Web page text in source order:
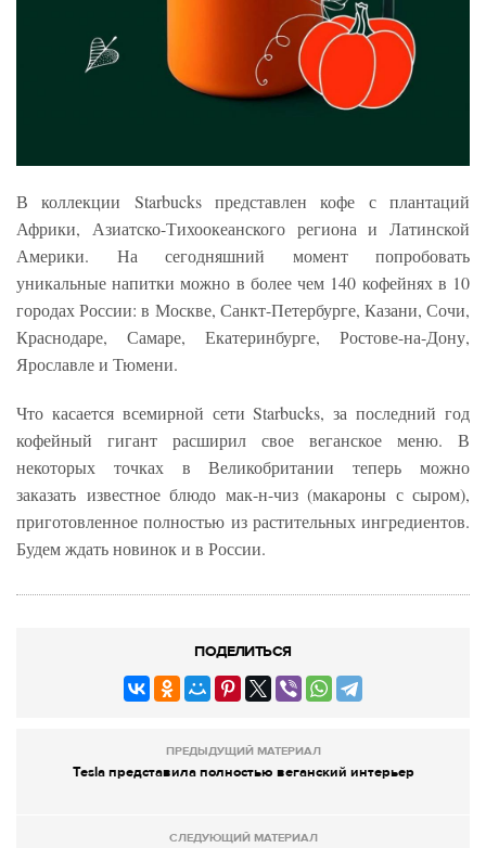
В коллекции Starbucks представлен кофе с плантаций
Африки, Азиатско-Тихоокеанского региона и Латинской
Америки. На сегодняшний момент попробовать
уникальные напитки можно в более чем 140 кофейнях в 10
городах России: в Москве, Санкт-Петербурге, Казани, Сочи,
Краснодаре, Самаре, Екатеринбурге, Ростове-на-Дону,
Ярославле и Тюмени.
Что касается всемирной сети Starbucks, за последний год
кофейный гигант расширил свое веганское меню. В
некоторых точках в Великобритании теперь можно
заказать известное блюдо мак-н-чиз (макароны с сыром),
приготовленное полностью из растительных ингредиентов.
Будем ждать новинок и в России.
ПОДЕЛИТЬСЯ
ПРЕДЫДУЩИЙ МАТЕРИАЛ
Tesla представила полностью веганский интерьер
СЛЕДУЮЩИЙ МАТЕРИАЛ